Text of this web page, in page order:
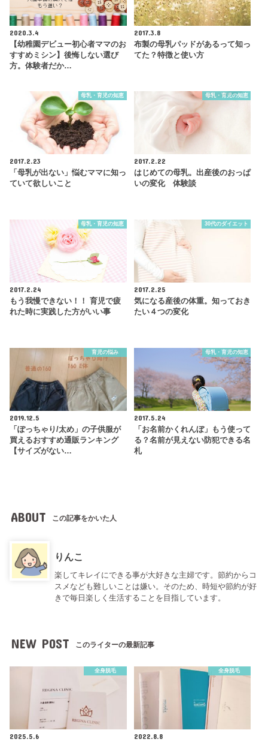
2020.3.4
【幼稚園デビュー初心者ママのお
すすめミシン】後悔しない選び
方。体験者だか…
2017.3.8
布製の母乳パッドがあるって知っ
てた？特徴と使い方
母乳・育児の知恵
2017.2.23
「母乳が出ない」悩むママに知っ
ていて欲しいこと
母乳・育児の知恵
2017.2.22
はじめての母乳。出産後のおっぱ
いの変化 体験談
母乳・育児の知恵
2017.2.24
もう我慢できない！！ 育児で疲
れた時に実践した方がいい事
30代のダイエット
2017.2.25
気になる産後の体重。知っておき
たい４つの変化
育児の悩み
2019.12.5
「ぽっちゃり/太め」の子供服が
買えるおすすめ通販ランキング
【サイズがない…
母乳・育児の知恵
2017.5.24
「お名前かくれんぼ」もう使って
る？名前が見えない防犯できる名
札
ABOUT この記事をかいた人
りんこ
楽してキレイにできる事が大好きな主婦です。節約からコ
スメなども難しいことは嫌い。そのため、時短や節約が好
きで毎日楽しく生活することを目指しています。
NEW POST このライターの最新記事
全身脱毛
2025.5.6
全身脱毛
2022.8.8